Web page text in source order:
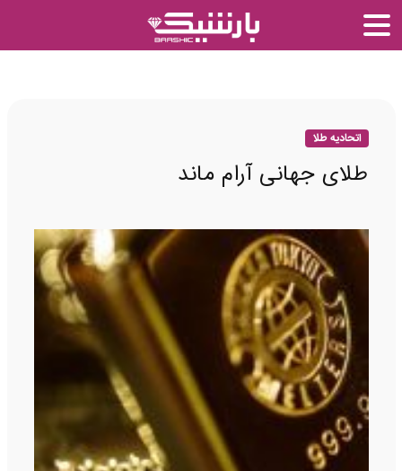
اتحادیه طلا
طلای جهانی آرام ماند